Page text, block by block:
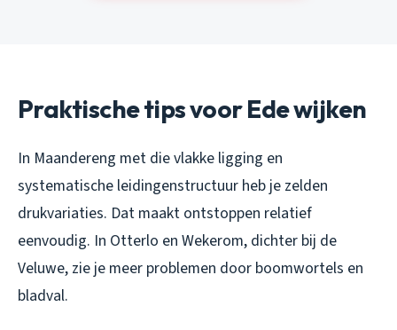
Praktische tips voor Ede wijken
In Maandereng met die vlakke ligging en
systematische leidingenstructuur heb je zelden
drukvariaties. Dat maakt ontstoppen relatief
eenvoudig. In Otterlo en Wekerom, dichter bij de
Veluwe, zie je meer problemen door boomwortels en
bladval.